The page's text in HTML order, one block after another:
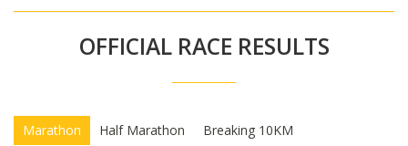
OFFICIAL RACE RESULTS
Marathon Half Marathon
Breaking 10KM